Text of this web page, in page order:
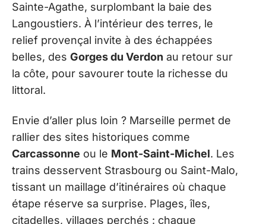
Sainte-Agathe, surplombant la baie des
Langoustiers. À l’intérieur des terres, le
relief provençal invite à des échappées
belles, des Gorges du Verdon au retour sur
la côte, pour savourer toute la richesse du
littoral.
Envie d’aller plus loin ? Marseille permet de
rallier des sites historiques comme
Carcassonne ou le Mont-Saint-Michel. Les
trains desservent Strasbourg ou Saint-Malo,
tissant un maillage d’itinéraires où chaque
étape réserve sa surprise. Plages, îles,
citadelles, villages perchés : chaque